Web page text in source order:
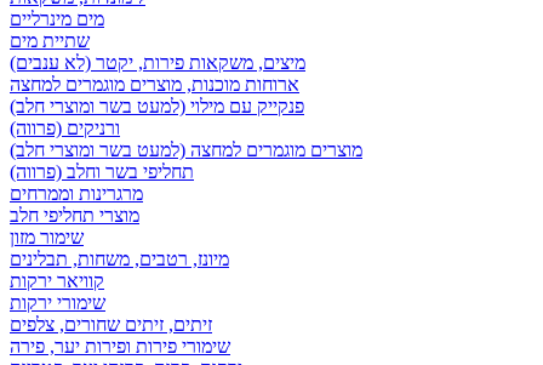
מים מינרליים
שתיית מים
מיצים, משקאות פירות, יקטר (לא ענבים)
ארוחות מוכנות, מוצרים מוגמרים למחצה
פנקייק עם מילוי (למעט בשר ומוצרי חלב)
ורניקים (פרווה)
מוצרים מוגמרים למחצה (למעט בשר ומוצרי חלב)
תחליפי בשר וחלב (פרווה)
מרגרינות וממרחים
מוצרי תחליפי חלב
שימור מזון
מיונז, רטבים, משחות, תבלינים
קוויאר ירקות
שימורי ירקות
זיתים, זיתים שחורים, צלפים
שימורי פירות ופירות יער, פירה